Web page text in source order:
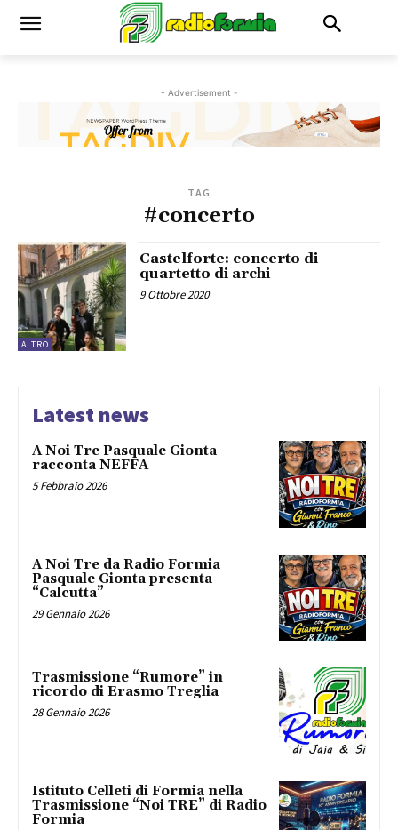
- Advertisement -
TAG
#concerto
ALTRO
Castelforte: concerto di
quartetto di archi
9 Ottobre 2020
Latest news
A Noi Tre Pasquale Gionta
racconta NEFFA
5 Febbraio 2026
A Noi Tre da Radio Formia
Pasquale Gionta presenta
“Calcutta”
29 Gennaio 2026
Trasmissione “Rumore” in
ricordo di Erasmo Treglia
28 Gennaio 2026
Istituto Celleti di Formia nella
Trasmissione “Noi TRE” di Radio
Formia